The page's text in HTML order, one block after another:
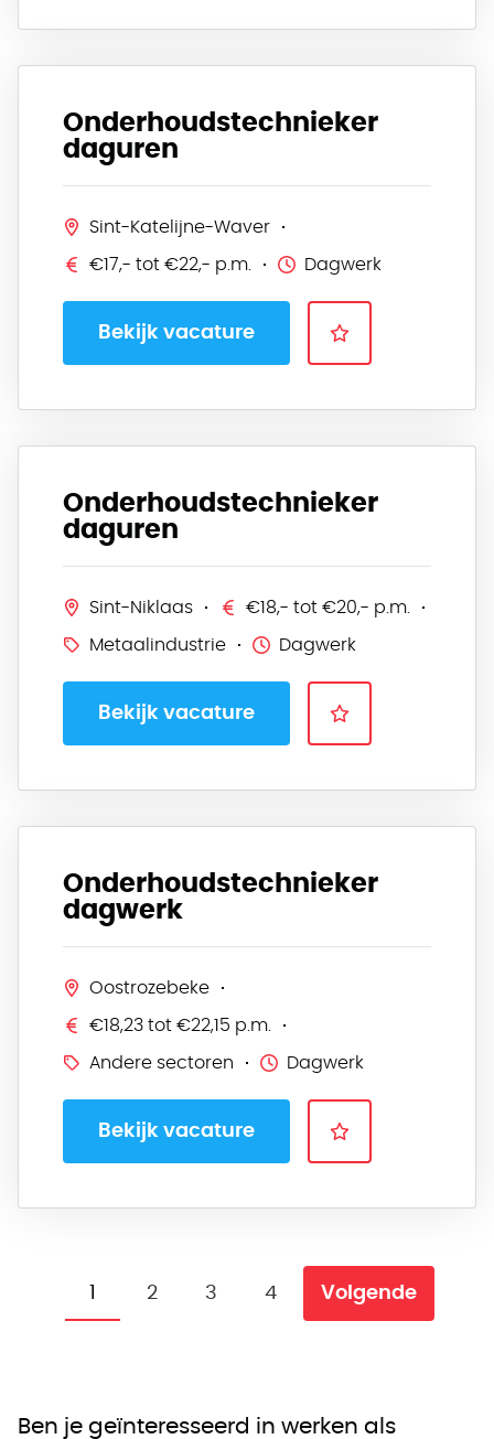
Onderhoudstechnieker
daguren
Sint-Katelijne-Waver
€17,- tot €22,- p.m. Dagwerk
Bekijk vacature
Onderhoudstechnieker
daguren
Sint-Niklaas €18,- tot €20,- p.m.
Metaalindustrie Dagwerk
Bekijk vacature
Onderhoudstechnieker
dagwerk
Oostrozebeke
€18,23 tot €22,15 p.m.
Andere sectoren Dagwerk
Bekijk vacature
2 3 4 Volgende
Ben je geïnteresseerd in werken als